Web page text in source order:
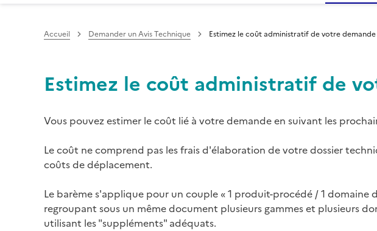
Accueil Demander un Avis Technique Estimez le coût administratif de votre demande
Estimez le coût administratif de
Vous pouvez estimer le coût lié à votre demande en suivant les
Le coût ne comprend pas les frais d'élaboration de votre dossier
coûts de déplacement.
Le barème s'applique pour un couple « 1 produit-procédé / 1 domaine
regroupant sous un même document plusieurs gammes et plusieurs
utilisant les "suppléments" adéquats.